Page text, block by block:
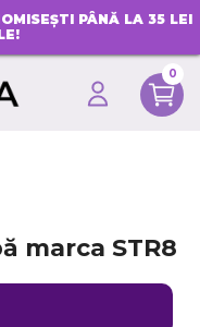
PÂNĂ LA 35 LEI
0
marca STR8